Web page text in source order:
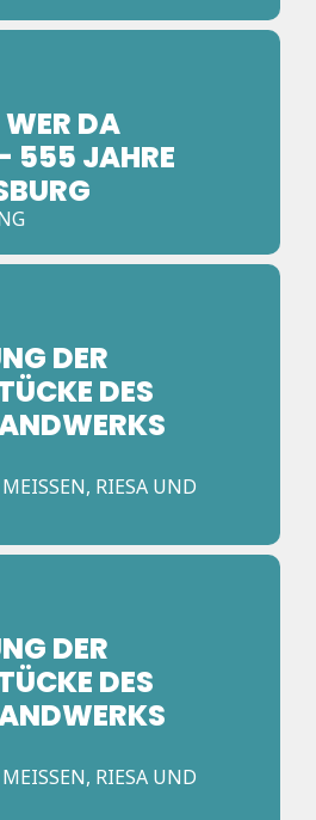
DA
555 JAHRE
DER
DES
RIESA UND G
DER
DES
RIESA UND G